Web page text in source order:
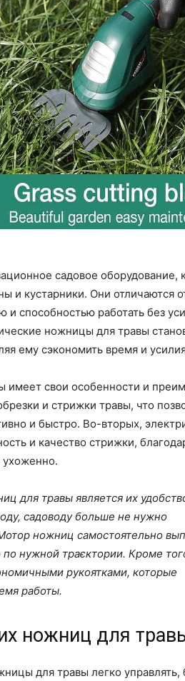
садовое оборудование,
и кустарники. Они отличаются
способностью работать без
ножницы для травы
ему сэкономить время и
имеет свои особенности и
и стрижки травы, что
и быстро. Во-вторых,
и качество стрижки,
ухоженно.
для травы является их
садоводу больше не нужно
ножниц самостоятельно
по нужной траєктории. Кроме
рукоятками, которые
работы.
ножниц для
для травы легко управлять,